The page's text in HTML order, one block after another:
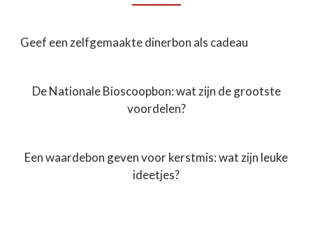
Geef een zelfgemaakte dinerbon als cadeau
De Nationale Bioscoopbon: wat zijn de grootste
voordelen?
Een waardebon geven voor kerstmis: wat zijn leuke
ideetjes?